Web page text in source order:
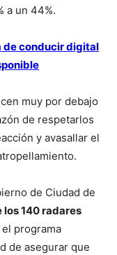
a un 44%.
de conducir digital
muy por debajo
de respetarlos
y avasallar el
de Ciudad de
140 radares
programa
de asegurar que